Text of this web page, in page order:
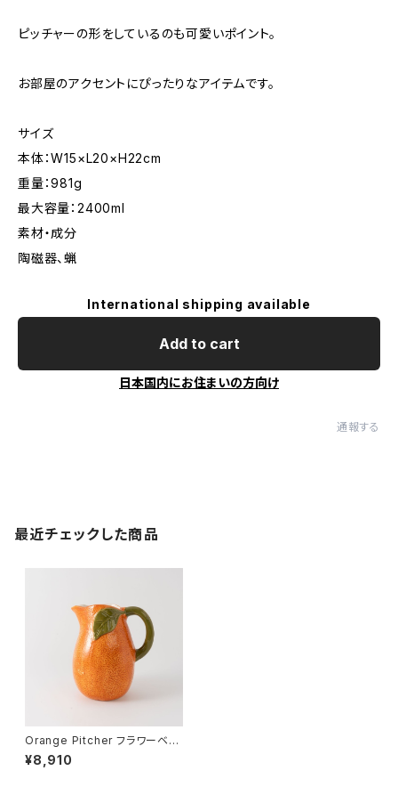
ピッチャーの形をしているのも可愛いポイント。
お部屋のアクセントにぴったりなアイテムです。
サイズ
本体：W15×L20×H22cm
重量：981g
最大容量：2400ml
素材・成分
陶磁器、蝋
International shipping available
Add to cart
日本国内にお住まいの方向け
通報する
最近チェックした商品
Orange Pitcher フラワーベー
ス
¥8,910